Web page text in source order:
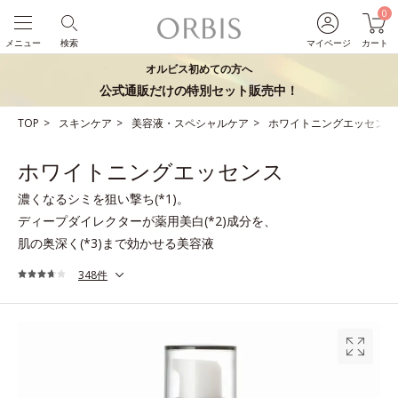
マイページ
0
カート
検索
メニュー
オルビス初めての方へ
公式通販だけの特別セット販売中！
TOP スキンケア 美容液・スペシャルケア ホワイトニングエッセンス
ホワイトニングエッセンス
濃くなるシミを狙い撃ち(*1)。
ディープダイレクターが薬用美白(*2)成分を、
肌の奥深く(*3)まで効かせる美容液
348件